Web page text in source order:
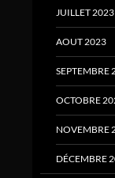
JUILLET 2023
AOUT 2023
SEPTEMBRE
OCTOBRE
NOVEMBRE
DÉCEMBRE